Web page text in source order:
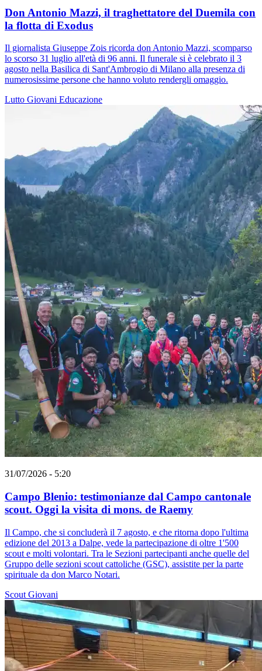
Don Antonio Mazzi, il traghettatore del Duemila con
la flotta di Exodus
Il giornalista Giuseppe Zois ricorda don Antonio Mazzi, scomparso
lo scorso 31 luglio all'età di 96 anni. Il funerale si è celebrato il 3
agosto nella Basilica di Sant'Ambrogio di Milano alla presenza di
numerosissime persone che hanno voluto rendergli omaggio.
Lutto Giovani Educazione
31/07/2026 - 5:20
Campo Blenio: testimonianze dal Campo cantonale
scout. Oggi la visita di mons. de Raemy
Il Campo, che si concluderà il 7 agosto, e che ritorna dopo l'ultima
edizione del 2013 a Dalpe, vede la partecipazione di oltre 1'500
scout e molti volontari. Tra le Sezioni partecipanti anche quelle del
Gruppo delle sezioni scout cattoliche (GSC), assistite per la parte
spirituale da don Marco Notari.
Scout Giovani